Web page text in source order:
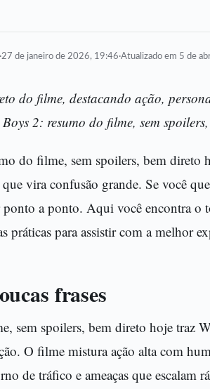
·27 de janeiro de 2026, 19:46·Atualizado em 5 de
do filme, destacando ação,
2: resumo do filme, sem
do filme, sem spoilers, bem direto
vira confusão grande. Se você
a ponto. Aqui você encontra o
práticas para assistir com a melhor
frases
sem spoilers, bem direto hoje traz
O filme mistura ação alta com
de tráfico e ameaças que escalam